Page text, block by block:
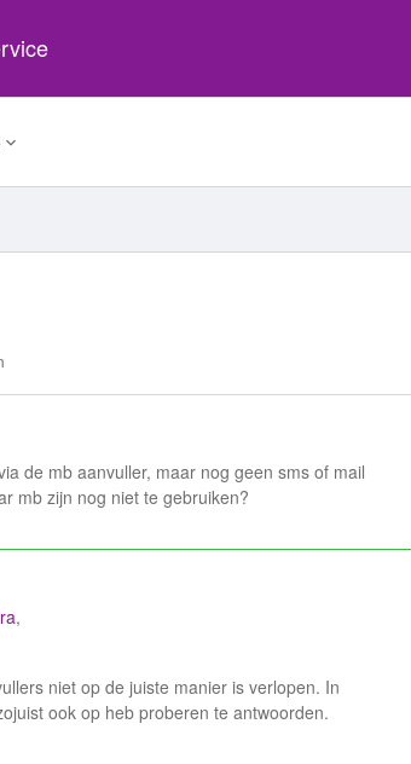
de mb aanvuller, maar nog geen sms of mail
mb zijn nog niet te gebruiken?
,
niet op de juiste manier is verlopen. In
ook op heb proberen te antwoorden.